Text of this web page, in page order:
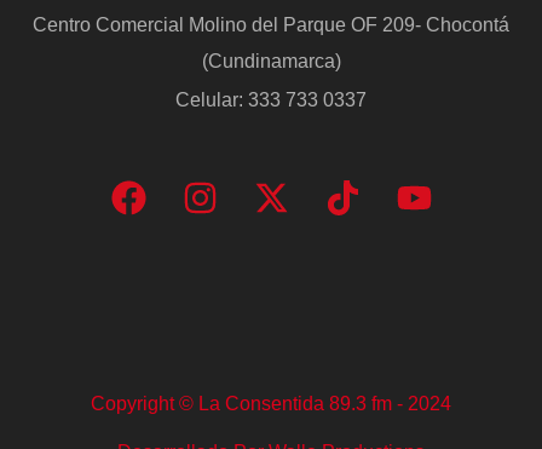
Centro Comercial Molino del Parque OF 209- Chocontá
(Cundinamarca)
Celular: 333 733 0337
Copyright © La Consentida 89.3 fm - 2024